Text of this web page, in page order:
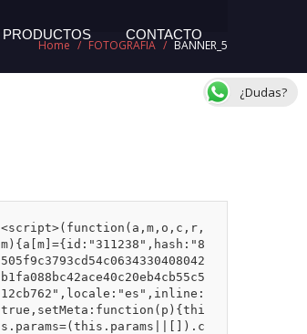
PRODUCTOS CONTACTO
Home / FOTOGRAFIA / BANNER_5
<script>(function(a,m,o,c,r,
m){a[m]={id:"311238",hash:"8
505f9c3793cd54c0634330408042
b1fa088bc42ace40c20eb4cb55c5
12cb762",locale:"es",inline:
true,setMeta:function(p){thi
s.params=(this.params||[]).c
¿Dudas?